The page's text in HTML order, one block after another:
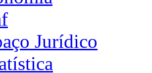
Jurídico